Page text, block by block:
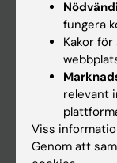
Huvudmeny
Utbildning
Forskarutbildning
Forskning
fungera
Kakor för
relevant
Viss
Genom att